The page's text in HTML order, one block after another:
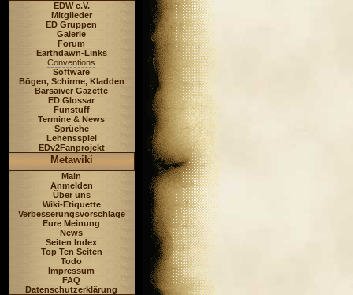
EDW e.V.
Mitglieder
ED Gruppen
Galerie
Forum
Earthdawn-Links
Conventions
Software
Bögen, Schirme, Kladden
Barsaiver Gazette
ED Glossar
Funstuff
Termine & News
Sprüche
Lehensspiel
EDv2Fanprojekt
Metawiki
Main
Anmelden
Über uns
Wiki-Etiquette
Verbesserungsvorschläge
Eure Meinung
News
Seiten Index
Top Ten Seiten
Todo
Impressum
FAQ
Datenschutzerklärung